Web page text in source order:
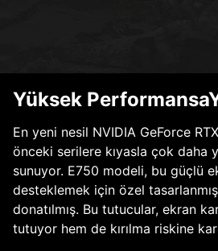
Yüksek
En yeni nesil NVIDIA GeForce
önceki serilere kıyasla çok daha
sunuyor. E750 modeli, bu güçlü
desteklemek için özel
donatılmış. Bu tutucular, ekran
tutuyor hem de kırılma riskine